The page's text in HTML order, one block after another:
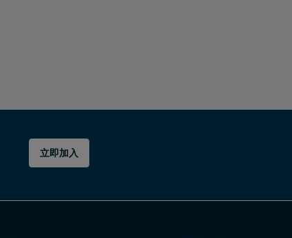
立即加入